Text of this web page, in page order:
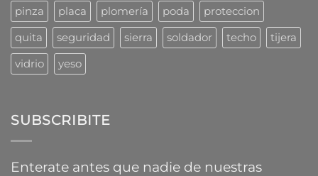
pinza
placa plomería poda
proteccion
quita
seguridad sierra soldador techo
tijera
vidrio
yeso
SUBSCRIBITE
Enterate antes que nadie de nuestras